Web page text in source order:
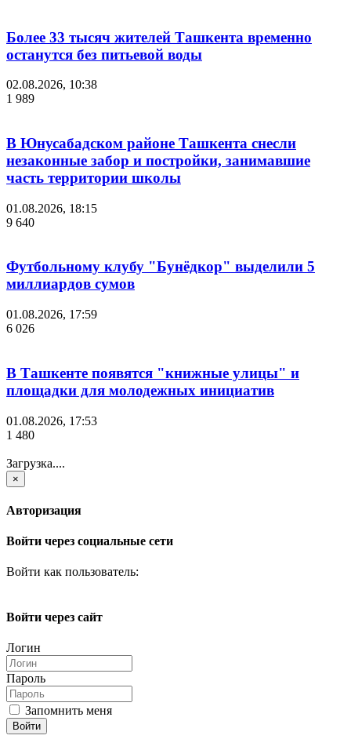
Более 33 тысяч жителей Ташкента временно
останутся без питьевой воды
02.08.2026, 10:38
1 989
В Юнусабадском районе Ташкента снесли
незаконные забор и постройки, занимавшие
часть территории школы
01.08.2026, 18:15
9 640
Футбольному клубу "Бунёдкор" выделили 5
миллиардов сумов
01.08.2026, 17:59
6 026
В Ташкенте появятся "книжные улицы" и
площадки для молодежных инициатив
01.08.2026, 17:53
1 480
Загрузка....
×
Авторизация
Войти через социальные сети
Войти как пользователь:
Войти через сайт
Логин
Пароль
Запомнить меня